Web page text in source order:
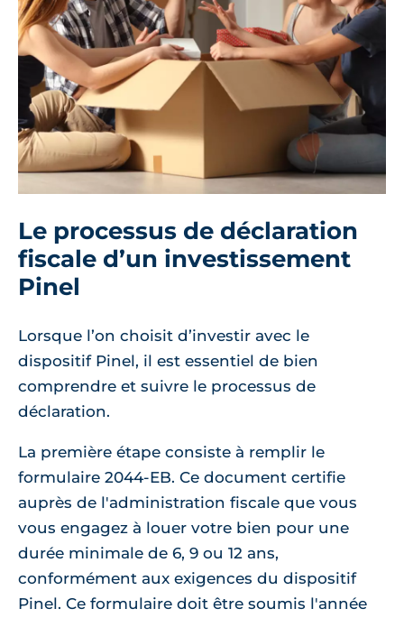
Le processus de déclaration
fiscale d’un investissement
Pinel
Lorsque l’on choisit d’investir avec le
dispositif Pinel, il est essentiel de bien
comprendre et suivre le processus de
déclaration.
La première étape consiste à remplir le
formulaire 2044-EB. Ce document certifie
auprès de l'administration fiscale que vous
vous engagez à louer votre bien pour une
durée minimale de 6, 9 ou 12 ans,
conformément aux exigences du dispositif
Pinel. Ce formulaire doit être soumis l'année